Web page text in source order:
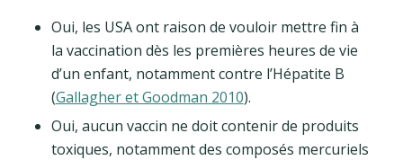
Oui, les USA ont raison de vouloir mettre fin à
la vaccination dès les premières heures de vie
d’un enfant, notamment contre l’Hépatite B
(Gallagher et Goodman 2010).
Oui, aucun vaccin ne doit contenir de produits
toxiques, notamment des composés mercuriels